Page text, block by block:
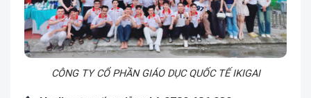
CÔNG TY CỔ PHẦN GIÁO DỤC QUỐC TẾ IKIGAI